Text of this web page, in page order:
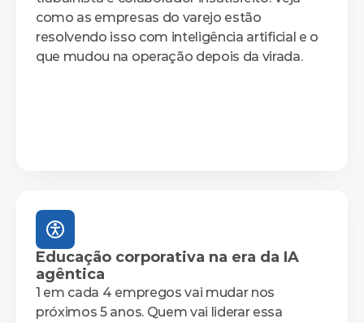
como as empresas do varejo estão
resolvendo isso com inteligência artificial e o
que mudou na operação depois da virada.
Educação corporativa na era da IA
agêntica
1 em cada 4 empregos vai mudar nos
próximos 5 anos. Quem vai liderar essa